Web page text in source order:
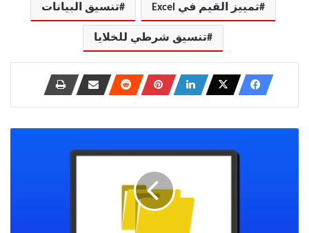
تمييز القيم في Excel تنسيق البيانات
تنسيق شرطي للخلايا